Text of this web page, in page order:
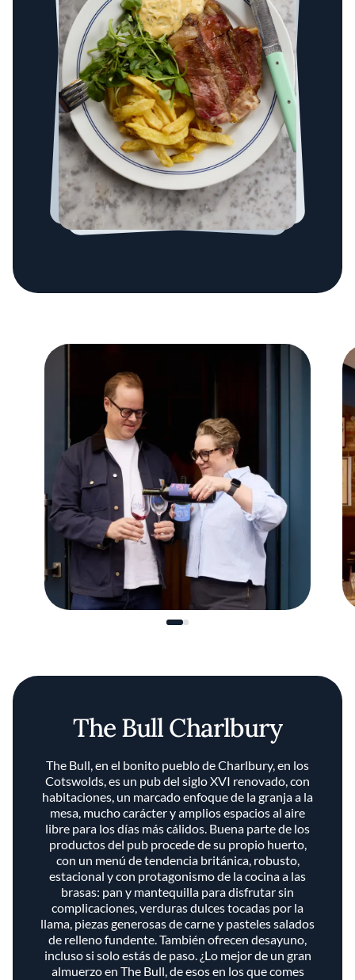
The Bull Charlbury
The Bull, en el bonito pueblo de Charlbury, en los
Cotswolds, es un pub del siglo XVI renovado, con
habitaciones, un marcado enfoque de la granja a la
mesa, mucho carácter y amplios espacios al aire
libre para los días más cálidos. Buena parte de los
productos del pub procede de su propio huerto,
con un menú de tendencia británica, robusto,
estacional y con protagonismo de la cocina a las
brasas: pan y mantequilla para disfrutar sin
complicaciones, verduras dulces tocadas por la
llama, piezas generosas de carne y pasteles salados
de relleno fundente. También ofrecen desayuno,
incluso si solo estás de paso. ¿Lo mejor de un gran
almuerzo en The Bull, de esos en los que comes